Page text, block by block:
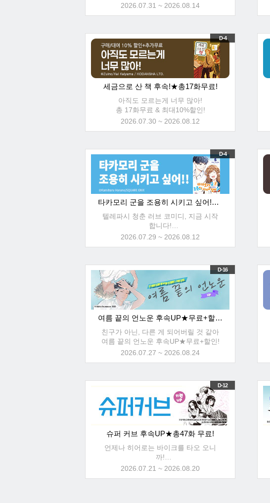
2026.07.31 ~ 2026.08.14
D-4
세금으로 산 책 후속!★총17화무료!
아직도 모르는게 너무 많아!
총 17화무료 & 최대10%할인!
2026.07.30 ~ 2026.08.12
D-4
타카모리 군을 조용히 시키고 싶어!★최대10%할인!
텔레파시 청춘 러브 코미디, 지금 시작
합니다!
리에토 후속! & 최대10%할인!
2026.07.29 ~ 2026.08.12
D-16
여름 끝의 언노운 후속UP★무료+할인!
친구가 아닌, 다른 게 되어버릴 것 같아
여름 끝의 언노운 후속UP★무료+할인!
2026.07.27 ~ 2026.08.24
D-12
슈퍼 커브 후속UP★총47화 무료!
언제나 히어로는 바이크를 타오 오니
까!
슈퍼 커브 후속UP★총47화 무료+최대
2026.07.21 ~ 2026.08.20